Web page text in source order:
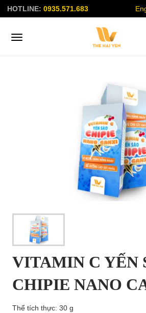
HOTLINE: 0935.571.683
VITAMIN C YẾN
CHIPIE NANO
Thể tích thực: 30 g